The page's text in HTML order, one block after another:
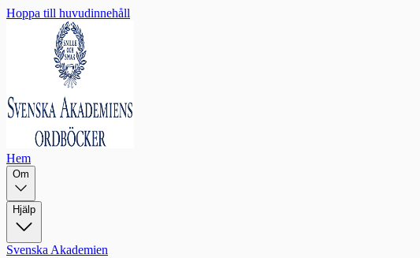
Hoppa till huvudinnehåll
Hem
Om
Hjälp
Svenska Akademien